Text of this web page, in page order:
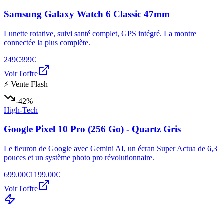
Samsung Galaxy Watch 6 Classic 47mm
Lunette rotative, suivi santé complet, GPS intégré. La montre
connectée la plus complète.
249€399€
Voir l'offre
⚡ Vente Flash
-42%
High-Tech
Google Pixel 10 Pro (256 Go) - Quartz Gris
Le fleuron de Google avec Gemini AI, un écran Super Actua de 6,3
pouces et un système photo pro révolutionnaire.
699.00€1199.00€
Voir l'offre